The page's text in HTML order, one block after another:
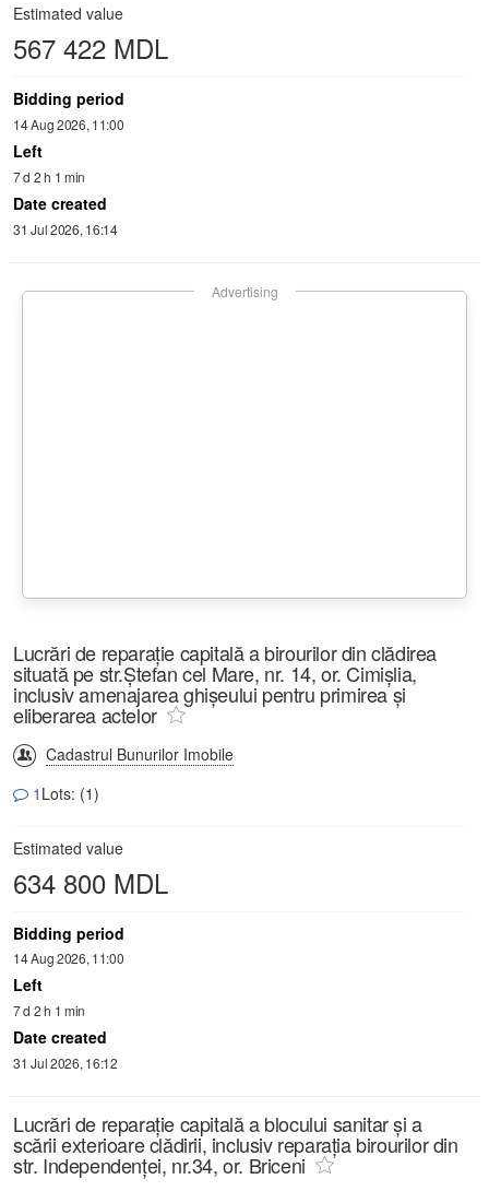
Estimated value
567 422 MDL
Bidding period
14 Aug 2026, 11:00
Left
7 d 2 h 1 min
Date created
31 Jul 2026, 16:14
Advertising
Lucrări de reparație capitală a birourilor din clădirea
situată pe str.Ștefan cel Mare, nr. 14, or. Cimișlia,
inclusiv amenajarea ghișeului pentru primirea și
eliberarea actelor
Cadastrul Bunurilor Imobile
1 Lots: (1)
Estimated value
634 800 MDL
Bidding period
14 Aug 2026, 11:00
Left
7 d 2 h 1 min
Date created
31 Jul 2026, 16:12
Lucrări de reparație capitală a blocului sanitar și a
scării exterioare clădirii, inclusiv reparația birourilor din
str. Independenței, nr.34, or. Briceni